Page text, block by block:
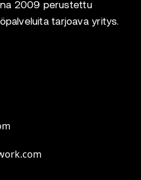
2009 perustettu
tarjoava yritys.